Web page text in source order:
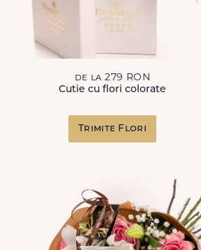
de la 279 RON
Cutie cu flori colorate
Trimite Flori